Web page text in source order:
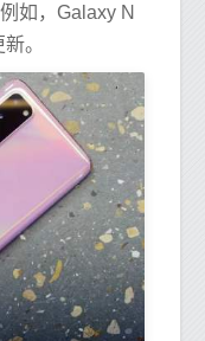
如，Galaxy N
。